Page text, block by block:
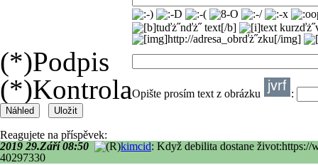
(*)Podpis
(*)KontrolaOpište prosím text z obrázku :
Reagujete na příspěvek:
2019 29.Září 08:50
kimcid: Když debilita dostane
40297330